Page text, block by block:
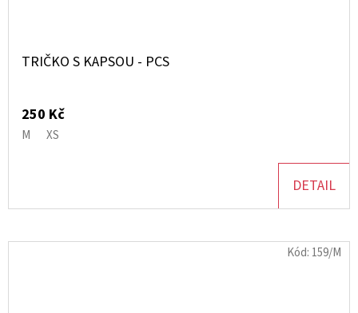
TRIČKO S KAPSOU - PCS
250 Kč
M XS
DETAIL
Kód: 159/M